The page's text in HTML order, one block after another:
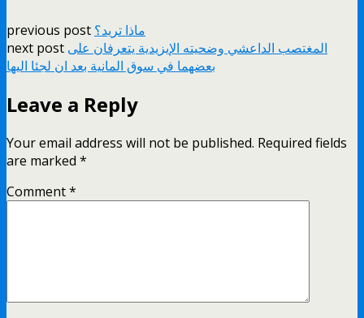
previous post ماذا تريد؟
next post المغتصب الداعشي وضحيته الإيزيدية يتعرفان على
بعضهما في سوق المانية بعد ان لجئا اليها
Leave a Reply
Your email address will not be published. Required fields
are marked *
Comment*